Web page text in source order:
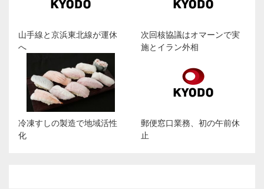
山手線と京浜東北線が運休
へ
次回核協議はオマーンで実
施とイラン外相
冷凍すしの製造で地域活性
化
郵便窓口業務、初の午前休
止